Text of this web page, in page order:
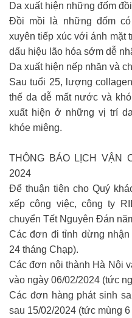
Da xuất hiện những đốm
Đồi mồi là những đốm
xuyên tiếp xúc với ánh mặt
dấu hiệu lão hóa sớm dễ
Da xuất hiện nếp nhăn và
Sau tuổi 25, lượng
thế da dễ mất nước và
xuất hiện ở những vị trí
khóe miệng.
THÔNG BÁO LỊCH VẬN
2024
Để thuận tiện cho Quý
xếp công việc, công ty
chuyển Tết Nguyên Đán
Các đơn đi tỉnh dừng
24 tháng Chạp).
Các đơn nội thành Hà Nội
vào ngày 06/02/2024 (tức
Các đơn hàng phát sinh
sau 15/02/2024 (tức mùng 6